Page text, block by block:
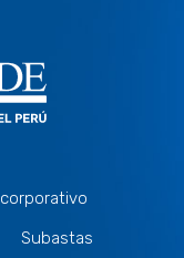
Subastas